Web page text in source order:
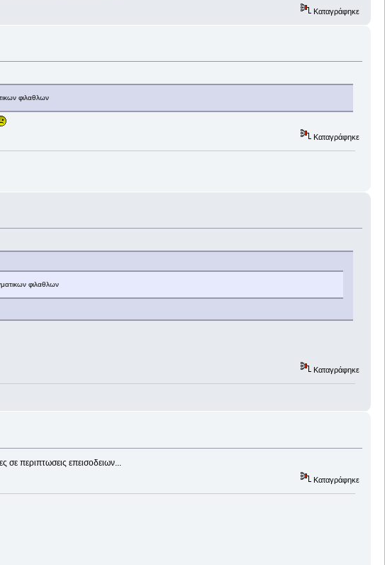
Καταγράφηκε
φιλαθλων
Καταγράφηκε
φιλαθλων
Καταγράφηκε
σε περιπτωσεις επεισοδειων...
Καταγράφηκε